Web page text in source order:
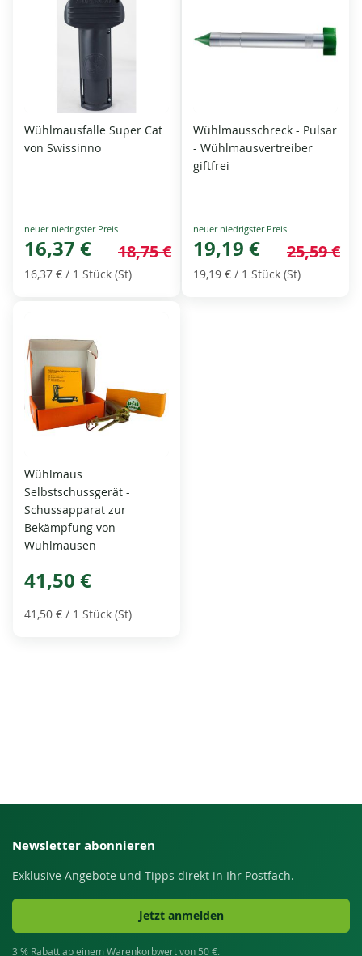
Wühlmausfalle Super Cat
von Swissinno
Special
Price
16,37 € 18,75 €
16,37 € / 1 Stück (St)
Wühlmausschreck - Pulsar
- Wühlmausvertreiber
giftfrei
Special
Price
19,19 € 25,59 €
19,19 € / 1 Stück (St)
Wühlmaus
Selbstschussgerät -
Schussapparat zur
Bekämpfung von
Wühlmäusen
41,50 €
41,50 € / 1 Stück (St)
Newsletter abonnieren
Exklusive Angebote und Tipps direkt in Ihr Postfach.
Jetzt anmelden
3 % Rabatt ab einem Warenkorbwert von 50 €.